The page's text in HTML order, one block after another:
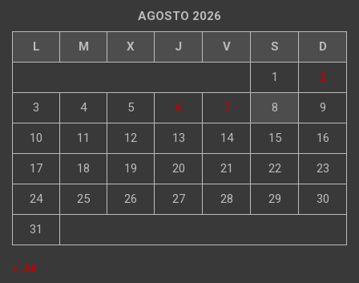
AGOSTO 2026
L M X J V S D
1 2
3 4 5 6 7 8 9
10 11 12 13 14 15 16
17 18 19 20 21 22 23
24 25 26 27 28 29 30
31
« Jul